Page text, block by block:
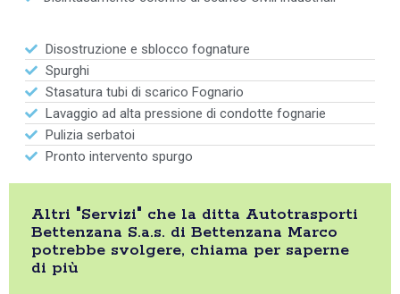
Disostruzione e sblocco fognature
Spurghi
Stasatura tubi di scarico Fognario
Lavaggio ad alta pressione di condotte fognarie
Pulizia serbatoi
Pronto intervento spurgo
Altri "Servizi" che la ditta Autotrasporti
Bettenzana S.a.s. di Bettenzana Marco
potrebbe svolgere, chiama per saperne
di più